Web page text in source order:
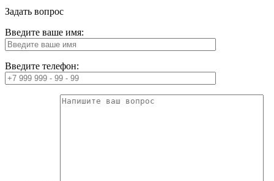
Задать вопрос
Введите ваше имя:
Введите телефон: